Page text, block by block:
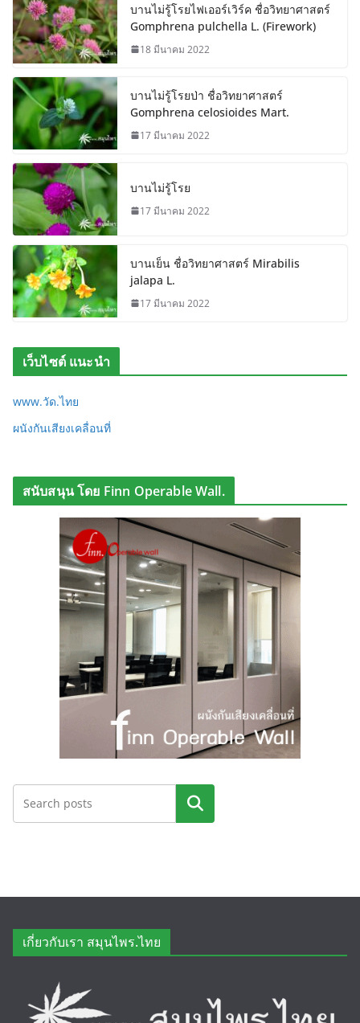
บานไม่รู้โรยไฟเออร์เวิร์ค ชื่อวิทยาศาสตร์
Gomphrena pulchella L. (Firework)
18 มีนาคม 2022
บานไม่รู้โรยป่า ชื่อวิทยาศาสตร์
Gomphrena celosioides Mart.
17 มีนาคม 2022
บานไม่รู้โรย
17 มีนาคม 2022
บานเย็น ชื่อวิทยาศาสตร์ Mirabilis
jalapa L.
17 มีนาคม 2022
เว็บไซต์ แนะนำ
www.วัด.ไทย
ผนังกันเสียงเคลื่อนที่
สนับสนุน โดย Finn Operable Wall.
ค้นหา
เกี่ยวกับเรา สมุนไพร.ไทย